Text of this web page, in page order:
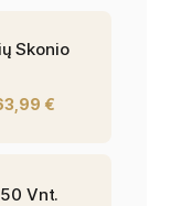
Skonio
€
Vnt.